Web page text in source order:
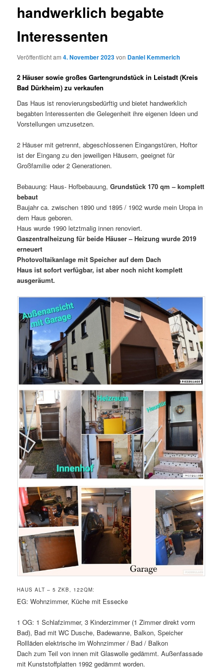
handwerklich begabte
Interessenten
Veröffentlicht am4. November 2023von Daniel Kemmerich
2 Häuser sowie großes Gartengrundstück in Leistadt (Kreis
Bad Dürkheim) zu verkaufen
Das Haus ist renovierungsbedürftig und bietet handwerklich
begabten Interessenten die Gelegenheit ihre eigenen Ideen und
Vorstellungen umzusetzen.
2 Häuser mit getrennt, abgeschlossenen Eingangstüren, Hoftor
ist der Eingang zu den jeweiligen Häusern, geeignet für
Großfamilie oder 2 Generationen.
Bebauung: Haus- Hofbebauung,Grundstück 170 qm – komplett
bebaut
Baujahr ca. zwischen 1890 und 1895 / 1902 wurde mein Uropa in
dem Haus geboren.
Haus wurde 1990 letztmalig innen renoviert.
Gaszentralheizung für beide Häuser – Heizung wurde 2019
erneuert
Photovoltaikanlage mit Speicher auf dem Dach
Haus ist sofort verfügbar, ist aber noch nicht komplett
ausgeräumt.
HAUS ALT – 5 ZKB, 122QM:
EG: Wohnzimmer, Küche mit Essecke
1 OG: 1 Schlafzimmer, 3 Kinderzimmer (1 Zimmer direkt vorm
Bad), Bad mit WC Dusche, Badewanne, Balkon, Speicher
Rollläden elektrische im Wohnzimmer / Bad / Balkon
Dach zum Teil von innen mit Glaswolle gedämmt. Außenfassade
mit Kunststoffplatten 1992 gedämmt worden.